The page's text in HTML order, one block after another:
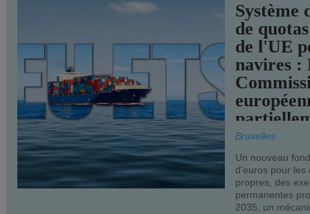
Système
de
de l'UE
navires :
Bruxelles
Un nouveau
d'euros pour les
propres, des
permanentes
2035, un